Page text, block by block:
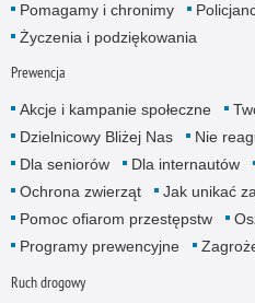
Pomagamy i chronimy
Życzenia i podziękowania
Prewencja
Akcje i kampanie społeczne
Dzielnicowy Bliżej Nas
Nie
Dla seniorów
Dla internautów
Ochrona zwierząt
Jak unikać
Pomoc ofiarom przestępstw
Programy prewencyjne
Ruch drogowy